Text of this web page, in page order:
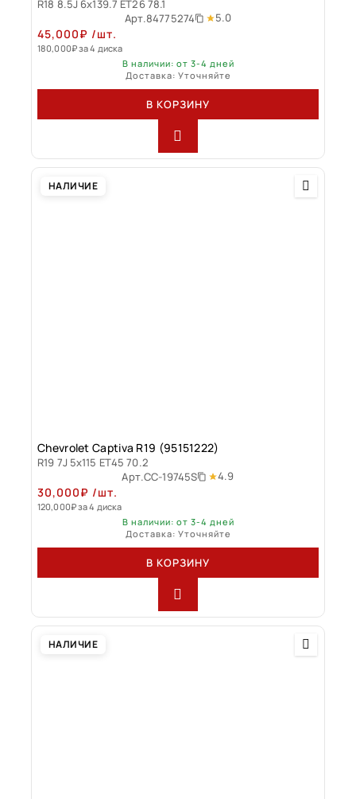
R18 8.5J 6x139.7 ET26 78.1
Арт.84775274 5.0
45,000₽ /шт.
180,000₽за 4 диска
В наличии: от 3-4 дней
Доставка: Уточняйте
В КОРЗИНУ
НАЛИЧИЕ
Chevrolet Captiva R19 (95151222)
R19 7J 5x115 ET45 70.2
Арт.CC-19745S 4.9
30,000₽ /шт.
120,000₽за 4 диска
В наличии: от 3-4 дней
Доставка: Уточняйте
В КОРЗИНУ
НАЛИЧИЕ